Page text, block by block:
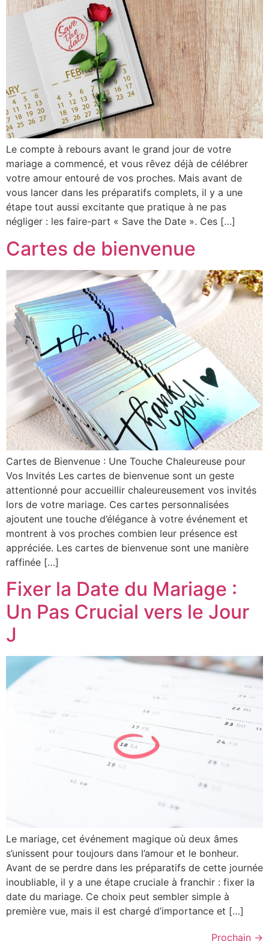
Le compte à rebours avant le grand jour de votre
mariage a commencé, et vous rêvez déjà de célébrer
votre amour entouré de vos proches. Mais avant de
vous lancer dans les préparatifs complets, il y a une
étape tout aussi excitante que pratique à ne pas
négliger : les faire-part « Save the Date ». Ces […]
Cartes de bienvenue
Cartes de Bienvenue : Une Touche Chaleureuse pour
Vos Invités Les cartes de bienvenue sont un geste
attentionné pour accueillir chaleureusement vos invités
lors de votre mariage. Ces cartes personnalisées
ajoutent une touche d’élégance à votre événement et
montrent à vos proches combien leur présence est
appréciée. Les cartes de bienvenue sont une manière
raffinée […]
Fixer la Date du Mariage :
Un Pas Crucial vers le Jour
J
Le mariage, cet événement magique où deux âmes
s’unissent pour toujours dans l’amour et le bonheur.
Avant de se perdre dans les préparatifs de cette journée
inoubliable, il y a une étape cruciale à franchir : fixer la
date du mariage. Ce choix peut sembler simple à
première vue, mais il est chargé d’importance et […]
Prochain →